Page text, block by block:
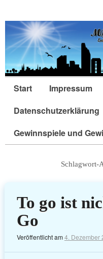
Start Impressum
Datenschutzerklärung
Gewinnspiele und
Schlagwort-
To go ist
Go
Veröffentlicht am4. Dezember